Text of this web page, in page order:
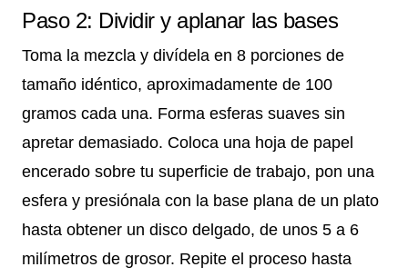
Paso 2: Dividir y aplanar las bases
Toma la mezcla y divídela en 8 porciones de
tamaño idéntico, aproximadamente de 100
gramos cada una. Forma esferas suaves sin
apretar demasiado. Coloca una hoja de papel
encerado sobre tu superficie de trabajo, pon una
esfera y presiónala con la base plana de un plato
hasta obtener un disco delgado, de unos 5 a 6
milímetros de grosor. Repite el proceso hasta